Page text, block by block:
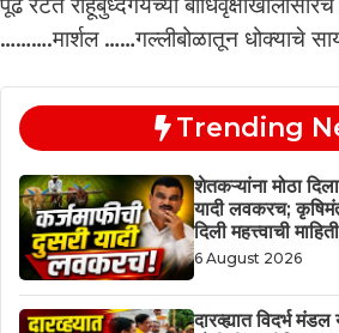
……….मार्शल ……गल्लीबोळातून धोक्याचे
Trending
शेतकऱ्यांना मोठा
यादी लवकरच;
दिली महत्त्वाची माहिती
6 August 2026
दारव्ह्यात विदर्भ